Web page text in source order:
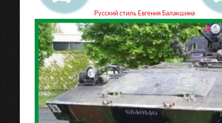
Русский стиль Евгения Балакшина